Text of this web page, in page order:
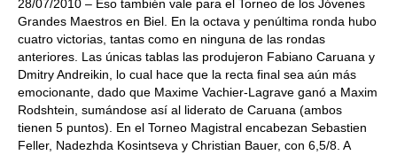
28/07/2010 – Eso también vale para el Torneo de los Jóvenes
Grandes Maestros en Biel. En la octava y penúltima ronda hubo
cuatro victorias, tantas como en ninguna de las rondas
anteriores. Las únicas tablas las produjeron Fabiano Caruana y
Dmitry Andreikin, lo cual hace que la recta final sea aún más
emocionante, dado que Maxime Vachier-Lagrave ganó a Maxim
Rodshtein, sumándose así al liderato de Caruana (ambos
tienen 5 puntos). En el Torneo Magistral encabezan Sebastien
Feller, Nadezhda Kosintseva y Christian Bauer, con 6,5/8. A